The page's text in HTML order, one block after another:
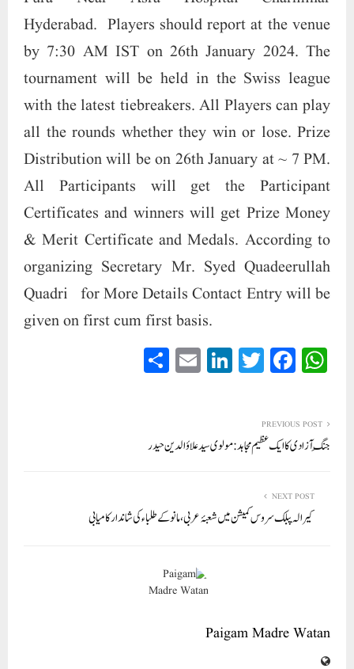
Hyderabad. Players should report at the venue
by 7:30 AM IST on 26th January 2024. The
tournament will be held in the Swiss league
with the latest tiebreakers. All Players can play
all the rounds whether they win or lose. Prize
Distribution will be on 26th January at ~ 7 PM.
All Participants will get the Participant
Certificates and winners will get Prize Money
& Merit Certificate and Medals. According to
organizing Secretary Mr. Syed Quadeerullah
Quadri for More Details Contact Entry will be
given on first cum first basis.
W
ha
A
pp
Fa
ce
ok
T
wi
r
Li
nk
In
E
m
PREVIOUS POST
جنگِ آزادی کا ایک عظیم مجاہد : مولوی سید علاؤالدین حیدر
NEXT POST
کیرالہ پبلک سروس کمیشن میں شعبۂ عربی ، مانو کے طلباء کی شاندار کامیابی
Paigam Madre Watan